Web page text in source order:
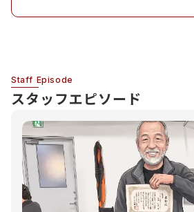
Staff Episode
スタッフエピソード